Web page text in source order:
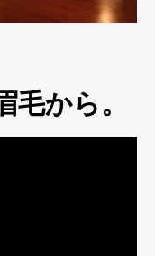
から。